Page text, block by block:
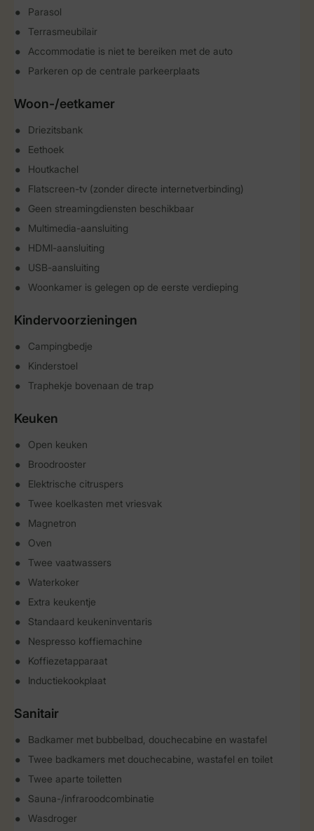
Parasol
Terrasmeubilair
Accommodatie is niet te bereiken met de auto
Parkeren op de centrale parkeerplaats
Woon-/eetkamer
Driezitsbank
Eethoek
Houtkachel
Flatscreen-tv (zonder directe internetverbinding)
Geen streamingdiensten beschikbaar
Multimedia-aansluiting
HDMI-aansluiting
USB-aansluiting
Woonkamer is gelegen op de eerste verdieping
Kindervoorzieningen
Campingbedje
Kinderstoel
Traphekje bovenaan de trap
Keuken
Open keuken
Broodrooster
Elektrische citruspers
Twee koelkasten met vriesvak
Magnetron
Oven
Twee vaatwassers
Waterkoker
Extra keukentje
Standaard keukeninventaris
Nespresso koffiemachine
Koffiezetapparaat
Inductiekookplaat
Sanitair
Badkamer met bubbelbad, douchecabine en wastafel
Twee badkamers met douchecabine, wastafel en toilet
Twee aparte toiletten
Sauna-/infraroodcombinatie
Wasdroger